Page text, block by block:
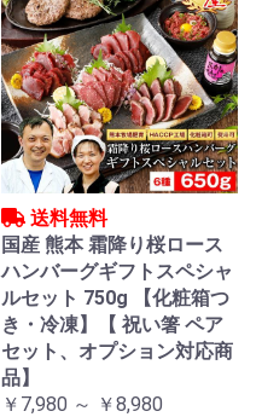
送料無料
国産 熊本 霜降り桜ロース
ハンバーグギフトスペシャ
ルセット 750g 【化粧箱つ
き・冷凍】【 祝い箸 ペア
セット、オプション対応商
品】
￥7,980 ～ ￥8,980